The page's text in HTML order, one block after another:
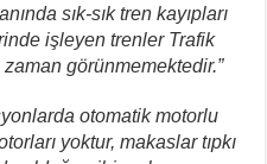
sık-sık tren kayıpları
işleyen trenler Trafik
görünmemektedir.”
otomatik motorlu
yoktur, makaslar tıpkı